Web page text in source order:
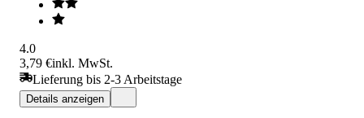
4.0
3,79 €inkl. MwSt.
Lieferung bis 2-3 Arbeitstage
Details anzeigen